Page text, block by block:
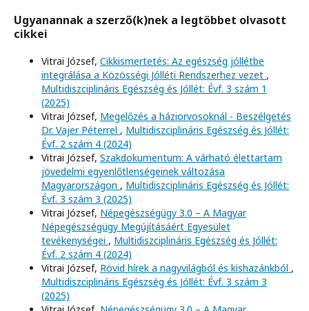
Ugyanannak a szerző(k)nek a legtöbbet olvasott
cikkei
Vitrai József, Cikkismertetés: Az egészség jóllétbe
integrálása a Közösségi Jólléti Rendszerhez vezet ,
Multidiszciplináris Egészség és Jóllét: Évf. 3 szám 1
(2025)
Vitrai József, Megelőzés a háziorvosoknál - Beszélgetés
Dr. Vajer Péterrel , Multidiszciplináris Egészség és Jóllét:
Évf. 2 szám 4 (2024)
Vitrai József, Szakdokumentum: A várható élettartam
jövedelmi egyenlőtlenségeinek változása
Magyarországon , Multidiszciplináris Egészség és Jóllét:
Évf. 3 szám 3 (2025)
Vitrai József, Népegészségügy 3.0 – A Magyar
Népegészségügy Megújításáért Egyesület
tevékenységei , Multidiszciplináris Egészség és Jóllét:
Évf. 2 szám 4 (2024)
Vitrai József, Rövid hírek a nagyvilágból és kishazánkból ,
Multidiszciplináris Egészség és Jóllét: Évf. 3 szám 3
(2025)